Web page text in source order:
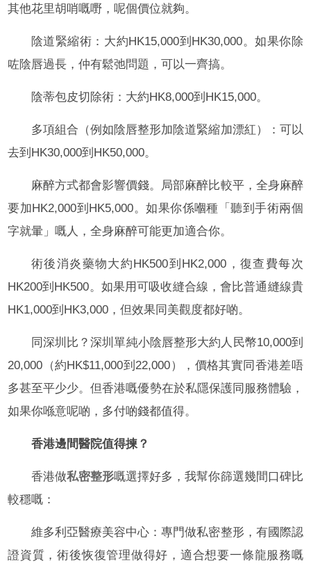
其他花里胡哨嘅嘢，呢個價位就夠。
陰道緊縮術：大約HK15,000到HK30,000。如果你除
咗陰唇過長，仲有鬆弛問題，可以一齊搞。
陰蒂包皮切除術：大約HK8,000到HK15,000。
多項組合（例如陰唇整形加陰道緊縮加漂紅）：可以
去到HK30,000到HK50,000。
麻醉方式都會影響價錢。局部麻醉比較平，全身麻醉
要加HK2,000到HK5,000。如果你係嗰種「聽到手術兩個
字就暈」嘅人，全身麻醉可能更加適合你。
術後消炎藥物大約HK500到HK2,000，復查費每次
HK200到HK500。如果用可吸收縫合線，會比普通縫線貴
HK1,000到HK3,000，但效果同美觀度都好啲。
同深圳比？深圳單純小陰唇整形大約人民幣10,000到
20,000（約HK$11,000到22,000），價格其實同香港差唔
多甚至平少少。但香港嘅優勢在於私隱保護同服務體驗，
如果你喺意呢啲，多付啲錢都值得。
香港邊間醫院值得揀？
香港做私密整形嘅選擇好多，我幫你篩選幾間口碑比
較穩嘅：
維多利亞醫療美容中心：專門做私密整形，有國際認
證資質，術後恢復管理做得好，適合想要一條龍服務嘅